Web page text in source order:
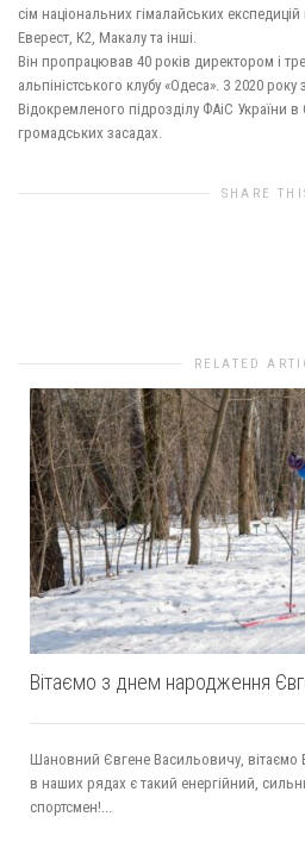
сім національних гімалайських
Еверест, К2, Макалу та інші.
Він пропрацював 40 років директором і
альпіністського клубу «Одеса». З 2020
Відокремленого підрозділу ФАіС України в
громадських засадах.
SHARE
RELATED
Вітаємо з днем народження
Шановний Євгене Васильовичу,
в наших рядах є такий енергійний,
спортсмен!...